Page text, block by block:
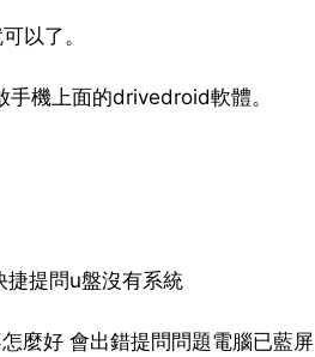
以了。
機上面的drivedroid軟體。
捷提問u盤沒有系統
麼好 會出錯提問問題電腦已藍屏